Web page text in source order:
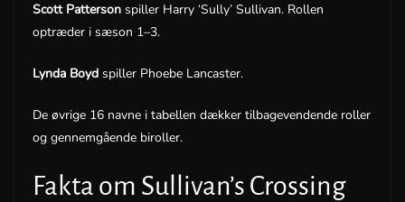
Scott Patterson spiller Harry ‘Sully’ Sullivan. Rollen
optræder i sæson 1–3.
Lynda Boyd spiller Phoebe Lancaster.
De øvrige 16 navne i tabellen dækker tilbagevendende roller
og gennemgående biroller.
Fakta om Sullivan’s Crossing